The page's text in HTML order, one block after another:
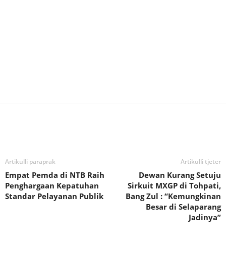
Artikulli paraprak
Empat Pemda di NTB Raih
Penghargaan Kepatuhan
Standar Pelayanan Publik
Artikulli tjetër
Dewan Kurang Setuju
Sirkuit MXGP di Tohpati,
Bang Zul : “Kemungkinan
Besar di Selaparang
Jadinya”